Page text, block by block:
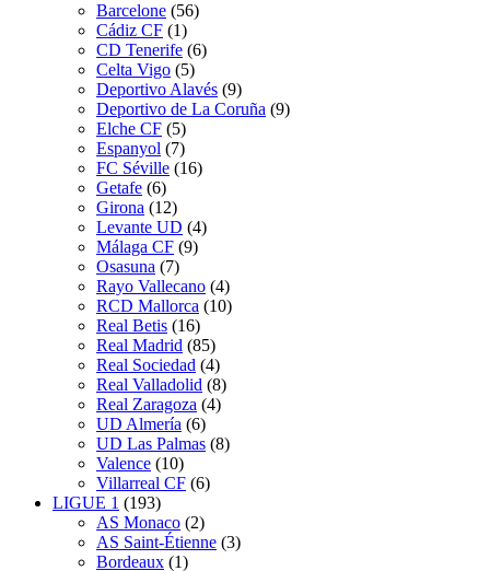
Barcelone (56)
Cádiz CF (1)
CD Tenerife (6)
Celta Vigo (5)
Deportivo Alavés (9)
Deportivo de La Coruña (9)
Elche CF (5)
Espanyol (7)
FC Séville (16)
Getafe (6)
Girona (12)
Levante UD (4)
Málaga CF (9)
Osasuna (7)
Rayo Vallecano (4)
RCD Mallorca (10)
Real Betis (16)
Real Madrid (85)
Real Sociedad (4)
Real Valladolid (8)
Real Zaragoza (4)
UD Almería (6)
UD Las Palmas (8)
Valence (10)
Villarreal CF (6)
LIGUE 1 (193)
AS Monaco (2)
AS Saint-Étienne (3)
Bordeaux (1)